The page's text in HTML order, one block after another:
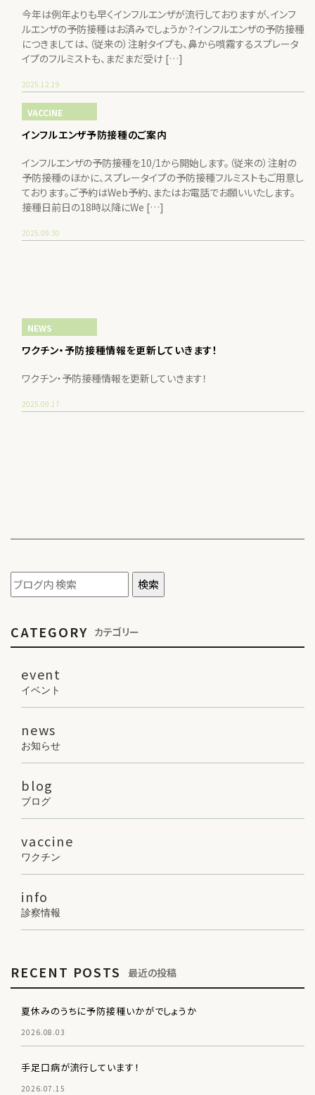
今年は例年よりも早くインフルエンザが流行しておりますが、インフ
ルエンザの予防接種はお済みでしょうか？インフルエンザの予防接種
につきましては、（従来の）注射タイプも、鼻から噴霧するスプレータ
イプのフルミストも、まだまだ受け […]
2025.12.19
VACCINE
インフルエンザ予防接種のご案内
インフルエンザの予防接種を10/1から開始します。（従来の）注射の
予防接種のほかに、スプレータイプの予防接種フルミストもご用意し
ております。ご予約はWeb予約、またはお電話でお願いいたします。
接種日前日の18時以降にWe […]
2025.09.30
NEWS
ワクチン・予防接種情報を更新していきます！
ワクチン・予防接種情報を更新していきます！
2025.09.17
CATEGORY カテゴリー
event
イベント
news
お知らせ
blog
ブログ
vaccine
ワクチン
info
診察情報
RECENT POSTS 最近の投稿
夏休みのうちに予防接種いかがでしょうか
2026.08.03
手足口病が流行しています！
2026.07.15